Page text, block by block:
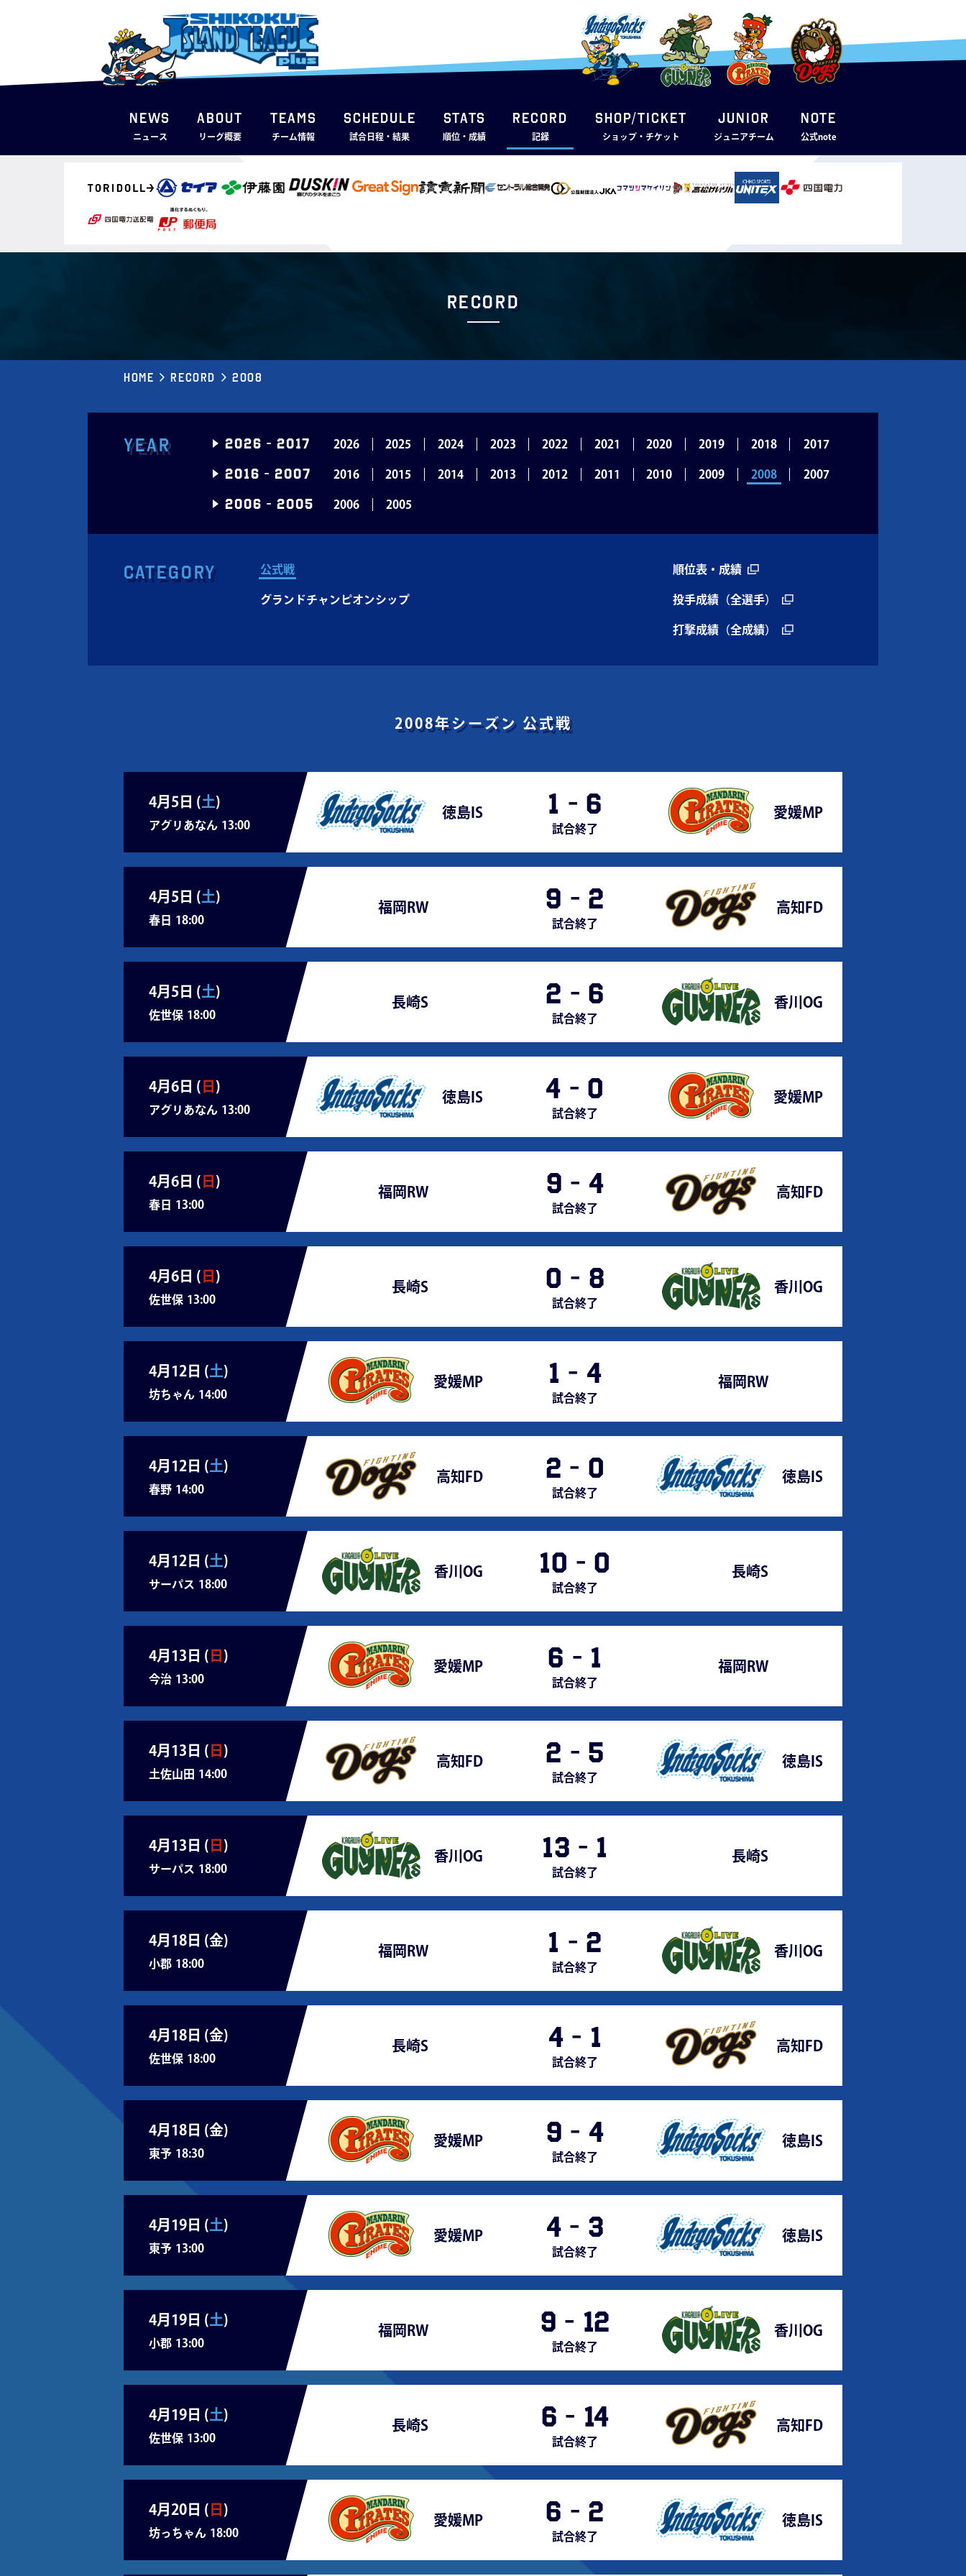
NEWS
ニュース
ABOUT
リーグ概要
TEAMS
チーム情報
SCHEDULE
試合日程・結果
STATS
順位・成績
RECORD
記録
SHOP/TICKET
ショップ・チケット
JUNIOR
ジュニアチーム
note
公式note
RECORD
Home Record 2008
Year 2026 - 2017 2026 2025 2024 2023 2022 2021 2020 2019 2018 2017
2016 - 2007 2016 2015 2014 2013 2012 2011 2010 2009 2008 2007
2006 - 2005 2006 2005
Category 公式戦
グランドチャンピオンシップ
順位表・成績
投手成績（全選手）
打撃成績（全成績）
2008年シーズン 公式戦
4月5日 (土)
アグリあなん 13:00
徳島IS 1 - 6
試合終了
愛媛MP
4月5日 (土)
春日 18:00
福岡RW 9 - 2
試合終了
高知FD
4月5日 (土)
佐世保 18:00
長崎S 2 - 6
試合終了
香川OG
4月6日 ( 日 )
アグリあなん 13:00
徳島IS 4 - 0
試合終了
愛媛MP
4月6日 ( 日 )
春日 13:00
福岡RW 9 - 4
試合終了
高知FD
4月6日 ( 日 )
佐世保 13:00
長崎S 0 - 8
試合終了
香川OG
4月12日 (土)
坊ちゃん 14:00
愛媛MP 1 - 4
試合終了
福岡RW
4月12日 (土)
春野 14:00
高知FD 2 - 0
試合終了
徳島IS
4月12日 (土)
サーパス 18:00
香川OG 10 - 0
試合終了
長崎S
4月13日 ( 日 )
今治 13:00
愛媛MP 6 - 1
試合終了
福岡RW
4月13日 ( 日 )
土佐山田 14:00
高知FD 2 - 5
試合終了
徳島IS
4月13日 ( 日 )
サーパス 18:00
香川OG 13 - 1
試合終了
長崎S
4月18日 (金)
小郡 18:00
福岡RW 1 - 2
試合終了
香川OG
4月18日 (金)
佐世保 18:00
長崎S 4 - 1
試合終了
高知FD
4月18日 (金)
東予 18:30
愛媛MP 9 - 4
試合終了
徳島IS
4月19日 (土)
東予 13:00
愛媛MP 4 - 3
試合終了
徳島IS
4月19日 (土)
小郡 13:00
福岡RW 9 - 12
試合終了
香川OG
4月19日 (土)
佐世保 13:00
長崎S 6 - 14
試合終了
高知FD
4月20日 ( 日 )
坊っちゃん 18:00
愛媛MP 6 - 2
試合終了
徳島IS